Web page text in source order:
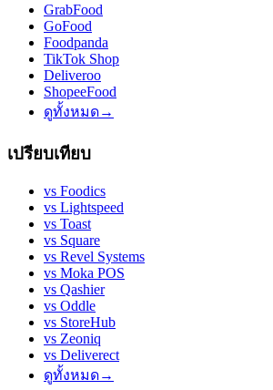
GrabFood
GoFood
Foodpanda
TikTok Shop
Deliveroo
ShopeeFood
ดูทั้งหมด→
เปรียบเทียบ
vs Foodics
vs Lightspeed
vs Toast
vs Square
vs Revel Systems
vs Moka POS
vs Qashier
vs Oddle
vs StoreHub
vs Zeoniq
vs Deliverect
ดูทั้งหมด→